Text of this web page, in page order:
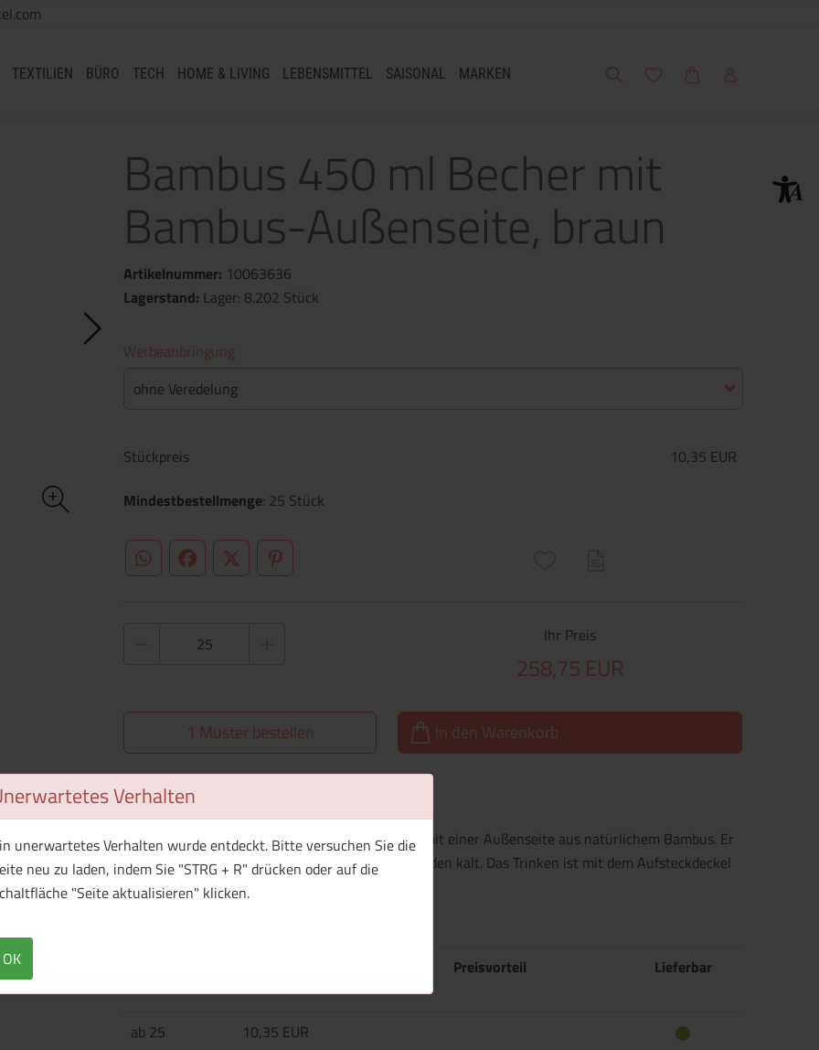
Verhalten
unerwartetes Verhalten wurde entdeckt. Bitte versuchen Sie die
neu zu laden, indem Sie "STRG + R" drücken oder auf die
"Seite aktualisieren" klicken.
OK
TEXTILIEN BÜRO TECH HOME & LIVING LEBENSMITTEL SAISONAL MARKEN Suche Meine Wunschliste
WarenkorbMein Account
Bambus 450 ml Becher mit
Bambus-Außenseite, braun
Artikelnummer: 10063636
Lagerstand: Lager: 8.202 Stück
Werbeanbringung
ohne Veredelung
Stückpreis
10,35 EUR
Mindestbestellmenge: 25 Stück
WhatsApp (#[creator\plugin\share\core\structs\SocialSharingServiceSettings]:only_chrome#)
FacebookTwitter (#[creator\plugin\share\core\structs\SocialSharingServiceSettings]:formaly_twitter#)
Pinterest
Ihr Preis
258,75 EUR
1 Muster bestellen In den Warenkorb
Überblick
Doppelwandiger, isolierter Becher aus Edelstahl mit einer Außenseite aus natürlichem Bambus. Er
hält Getränke bis zu 2 Stunden warm und 4 Stunden kalt. Das Trinken ist mit dem Aufsteckdeckel
mit Schiebedeckel zum Schließen einfach.
Netto
Brutto
Preisvorteil Lieferbar
ab 25
10,35 EUR